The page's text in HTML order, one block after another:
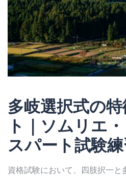
多岐選択式の
ト｜ソムリエ
スパート試験
資格試験において、四肢択一と